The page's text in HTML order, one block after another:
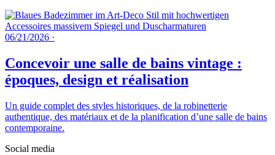
06/21/2026 ·
Concevoir une salle de bains vintage :
époques, design et réalisation
Un guide complet des styles historiques, de la robinetterie
authentique, des matériaux et de la planification d’une salle de bains
contemporaine.
Social media